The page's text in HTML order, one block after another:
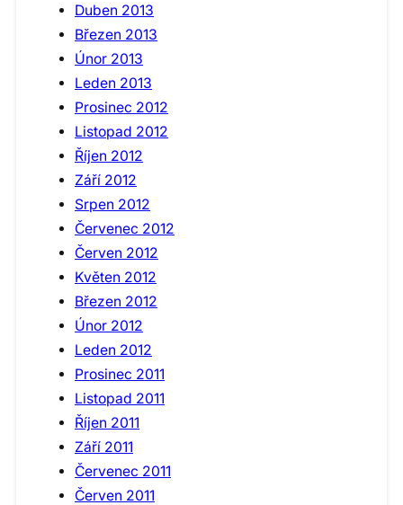
Duben 2013
Březen 2013
Únor 2013
Leden 2013
Prosinec 2012
Listopad 2012
Říjen 2012
Září 2012
Srpen 2012
Červenec 2012
Červen 2012
Květen 2012
Březen 2012
Únor 2012
Leden 2012
Prosinec 2011
Listopad 2011
Říjen 2011
Září 2011
Červenec 2011
Červen 2011